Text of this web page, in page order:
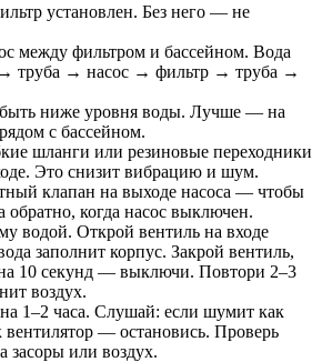
установлен. Без него — не
между фильтром и бассейном. Вода
→ труба → насос → фильтр → труба →
ниже уровня воды. Лучше — на
с бассейном.
шланги или резиновые переходники
Это снизит вибрацию и шум.
клапан на выходе насоса — чтобы
обратно, когда насос выключен.
водой. Открой вентиль на входе
заполнит корпус. Закрой вентиль,
10 секунд — выключи. Повтори 2–3
воздух.
1–2 часа. Слушай: если шумит как
вентилятор — остановись. Проверь
засоры или воздух.